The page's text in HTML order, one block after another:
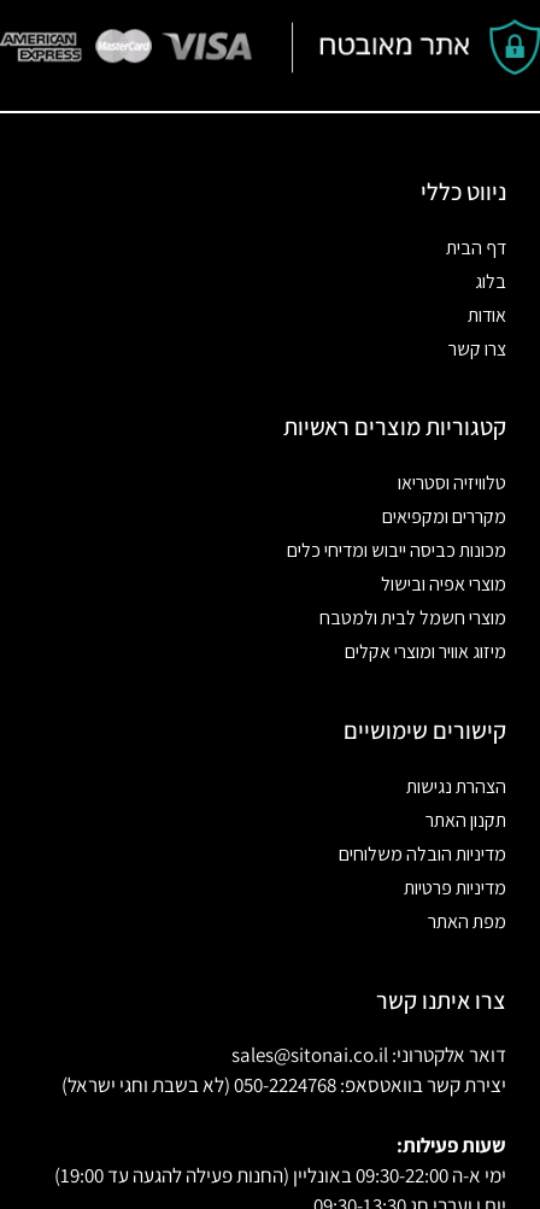
ניווט כללי
דף הבית
בלוג
אודות
צרו קשר
קטגוריות מוצרים ראשיות
טלוויזיה וסטריאו
מקררים ומקפיאים
מכונות כביסה ייבוש ומדיחי כלים
מוצרי אפיה ובישול
מוצרי חשמל לבית ולמטבח
מיזוג אוויר ומוצרי אקלים
קישורים שימושיים
הצהרת נגישות
תקנון האתר
מדיניות הובלה משלוחים
מדיניות פרטיות
מפת האתר
צרו איתנו קשר
דואר אלקטרוני: sales@sitonai.co.il
יצירת קשר בוואטסאפ: 050-2224768 (לא בשבת וחגי ישראל)
שעות פעילות:
ימי א-ה 09:30-22:00 באונליין (החנות פעילה להגעה עד 19:00)